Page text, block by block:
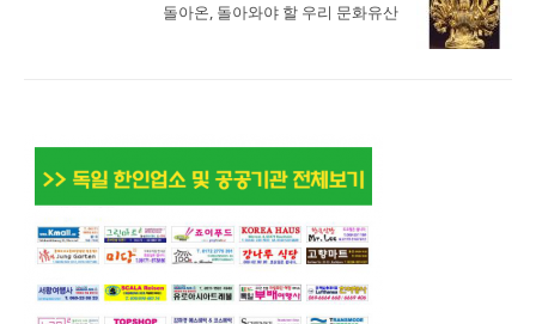
돌아온, 돌아와야 할 우리 문화유산